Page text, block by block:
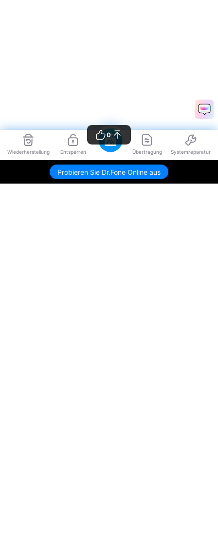
Wiederherstellung Entsperren Übertragung Systemreparatur
Probieren Sie Dr.Fone Online aus
0